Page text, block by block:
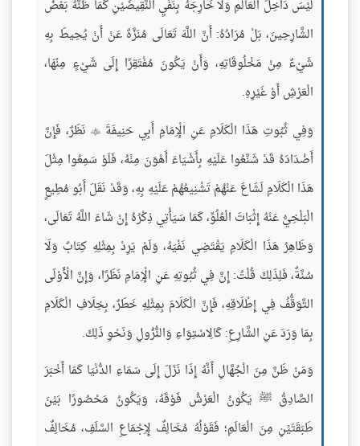
لَيْسَ دَاخِلَ الْعَالَمِ وَلَا خَارِجَهُ بِنَفْيِ النَّقِيضَيْنِ كَمَا ظَنَّهُ بَعْضُ
الشَّارِحِينَ، بَلْ مُرَادُهُ: أَنَّ اللَّهَ تَعَالَى مُنَزَّهٌ عَنْ أَنْ يُحِيطَ بِهِ
شَيْءٌ مِنْ مَخْلُوقَاتِهِ، وَأَنْ يَكُونَ مُفْتَقِرًا إِلَى شَيْءٍ مِنْهَا،
الْعَرْشِ أَوْ غَيْرِهِ.
وَفِي ثُبُوتِ هَذَا الْكَلَامِ عَنِ الْإِمَامِ أَبِي حَنِيفَةَ  نَظَرٌ، فَإِنَّ
أَضْدَادَهُ قَدْ شَنَّعُوا عَلَيْهِ بِأَشْيَاءَ أَهْوَنَ مِنْهُ، فَلَوْ سَمِعُوا مِثْلَ
هَذَا الْكَلَامِ لَشَاعَ عَنْهُمْ تَشْنِيعُهُمْ عَلَيْهِ بِهِ، وَقَدْ نَقَلَ أَبُو مُطِيعٍ
الْبَلْخِيُّ عَنْهُ إِثْبَاتَ الْعُلُوِّ، كَمَا سَيَأْتِي ذِكْرُهُ إِنْ شَاءَ اللَّهُ تَعَالَى،
وَظَاهِرُ هَذَا الْكَلَامِ يَقْتَضِي نَفْيَهُ، وَلَمْ يَرِدْ بِمِثْلِهِ كِتَابٌ وَلَا
سُنَّةٌ، فَلِذَلِكَ قُلْتُ: إِنَّ فِي ثُبُوتِهِ عَنِ الْإِمَامِ نَظَرًا، وَإِنَّ الْأَوْلَى
التَّوَقُّفُ فِي إِطْلَاقِهِ، فَإِنَّ الْكَلَامَ بِمِثْلِهِ خَطَرٌ، بِخِلَافِ الْكَلَامِ
بِمَا وَرَدَ عَنِ الشَّارِعِ: كَالِاسْتِوَاءِ وَالنُّزُولِ وَنَحْوِ ذَلِكَ.
وَمَنْ ظَنَّ مِنَ الْجُهَّالِ أَنَّهُ إِذَا نَزَلَ إِلَى سَمَاءِ الدُّنْيَا كَمَا أَخْبَرَ
الصَّادِقُ ﷺ يَكُونُ الْعَرْشُ فَوْقَهُ، وَيَكُونُ مَحْصُورًا بَيْنَ
طَبَقَتَيْنِ مِنَ الْعَالَمِ؛ فَقَوْلُهُ مُخَالِفٌ لِإِجْمَاعِ السَّلَفِ، مُخَالِفٌ